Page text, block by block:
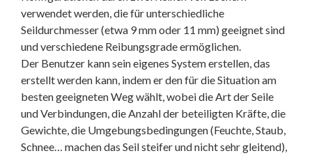
verwendet werden, die für unterschiedliche
Seildurchmesser (etwa 9 mm oder 11 mm) geeignet sind
und verschiedene Reibungsgrade ermöglichen.
Der Benutzer kann sein eigenes System erstellen, das
erstellt werden kann, indem er den für die Situation am
besten geeigneten Weg wählt, wobei die Art der Seile
und Verbindungen, die Anzahl der beteiligten Kräfte, die
Gewichte, die Umgebungsbedingungen (Feuchte, Staub,
Schnee… machen das Seil steifer und nicht sehr gleitend),